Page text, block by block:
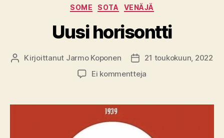
Kategoriat
SOME SOTA VENÄJÄ
Uusi horisontti
Kirjoittaja
Kirjoittanut Jarmo Koponen Julkaisupäivämäärä
21 toukokuun, 2022
Ei kommentteja